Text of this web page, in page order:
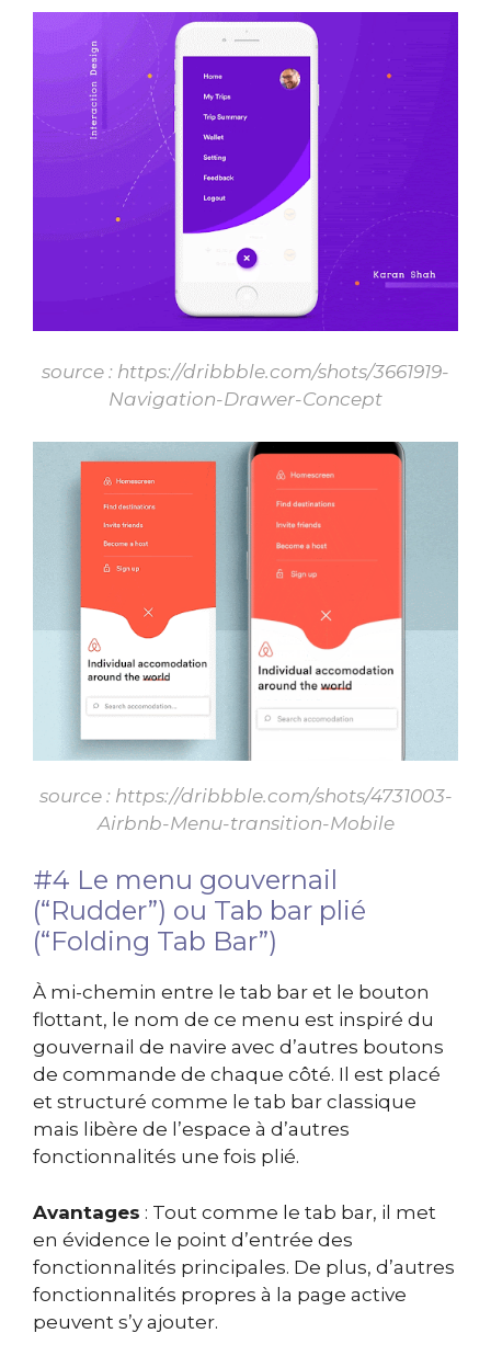
source : https://dribbble.com/shots/3661919-
Navigation-Drawer-Concept
source : https://dribbble.com/shots/4731003-
Airbnb-Menu-transition-Mobile
#4 Le menu gouvernail
(“Rudder”) ou Tab bar plié
(“Folding Tab Bar”)
À mi-chemin entre le tab bar et le bouton
flottant, le nom de ce menu est inspiré du
gouvernail de navire avec d’autres boutons
de commande de chaque côté. Il est placé
et structuré comme le tab bar classique
mais libère de l’espace à d’autres
fonctionnalités une fois plié.
Avantages : Tout comme le tab bar, il met
en évidence le point d’entrée des
fonctionnalités principales. De plus, d’autres
fonctionnalités propres à la page active
peuvent s’y ajouter.